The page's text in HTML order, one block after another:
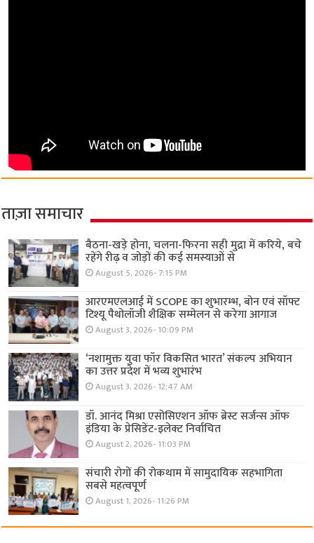
ताज़ा समाचार
बैठना-खड़े होना, चलना-फिरना सही मुद्रा में करिये, बचे
रहेंगे रीढ़ व जोड़ों की कई समस्याओं से
August 5, 2026- 7:15 PM
आरएमएलआई में SCOPE का शुभारम्भ, बोन एवं सॉफ्ट
टिश्यू पैथोलॉजी शैक्षिक सम्मेलन से करेगा आगाज
August 3, 2026- 10:09 PM
‘नशामुक्त युवा फॉर विकसित भारत’ संकल्प अभियान
का उत्तर प्रदेश में भव्य शुभारंभ
August 3, 2026- 12:47 AM
डॉ. आनंद मिश्रा एसोसिएशन ऑफ ब्रेस्ट सर्जन्स ऑफ
इंडिया के प्रेसिडेंट-इलेक्ट निर्वाचित
August 2, 2026- 11:03 PM
संचारी रोगों की रोकथाम में सामुदायिक सहभागिता
सबसे महत्वपूर्ण
August 1, 2026- 11:26 PM